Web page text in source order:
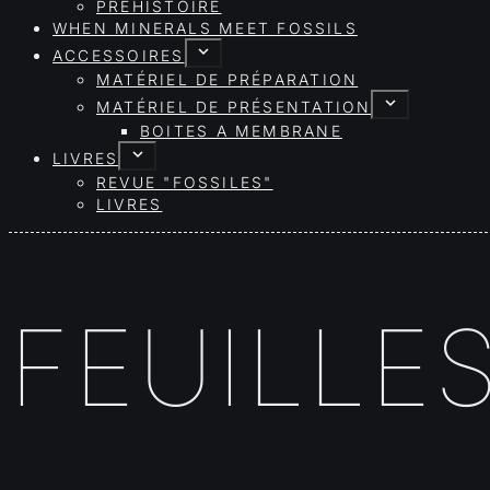
PRÉHISTOIRE
WHEN MINERALS MEET FOSSILS
ACCESSOIRES
MATÉRIEL DE PRÉPARATION
MATÉRIEL DE PRÉSENTATION
BOITES A MEMBRANE
LIVRES
REVUE "FOSSILES"
LIVRES